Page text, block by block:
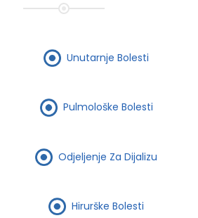
Unutarnje Bolesti
Pulmološke Bolesti
Odjeljenje Za Dijalizu
Hirurške Bolesti